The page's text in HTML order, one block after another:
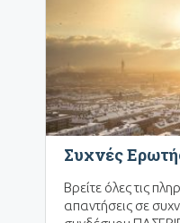
Συχνές
Βρείτε όλες τις
απαντήσεις σε